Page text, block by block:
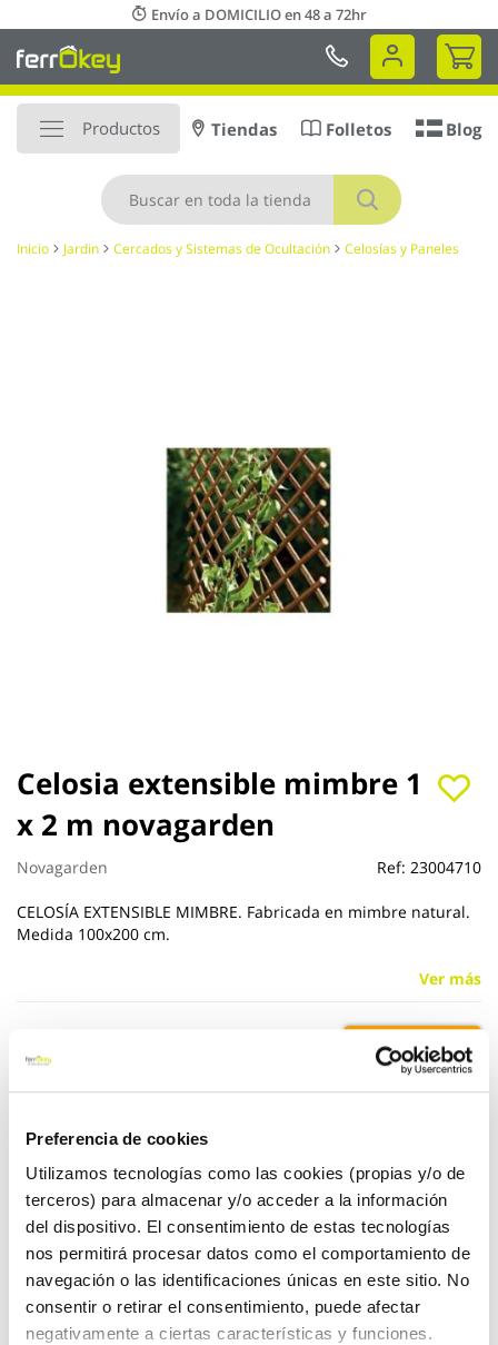
Preferencia de cookies
Utilizamos tecnologías como las cookies (propias y/o de
terceros) para almacenar y/o acceder a la información
del dispositivo. El consentimiento de estas tecnologías
nos permitirá procesar datos como el comportamiento de
navegación o las identificaciones únicas en este sitio. No
consentir o retirar el consentimiento, puede afectar
negativamente a ciertas características y funciones.
al
contenido
Envío a DOMICILIO en 48 a 72hr
Mi
Productos
Buscar
Tiendas Folletos Blog
Inicio Jardin Cercados y Sistemas de Ocultación Celosías y Paneles
Celosia extensible mimbre 1
x 2 m novagarden
Novagarden Ref: 23004710
CELOSÍA EXTENSIBLE MIMBRE. Fabricada en mimbre natural.
Medida 100x200 cm.
Ver más
13,39 €
Click&Collect - Recogida gratis
en nuestras tiendas
Envío a domicilio:
5 días hábiles
+ INFO
Saltar
al
comienzo
de
la
galería
de
imágenes